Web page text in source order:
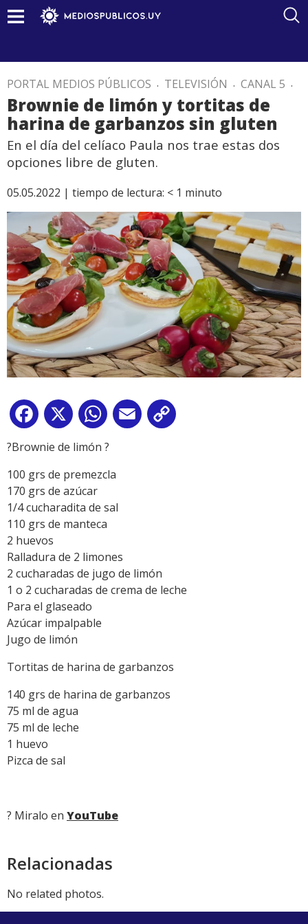
PORTAL MEDIOS PÚBLICOS . TELEVISIÓN . CANAL 5 .
Brownie de limón y tortitas de
harina de garbanzos sin gluten
En el día del celíaco Paula nos trae estas dos
opciones libre de gluten.
05.05.2022 | tiempo de lectura: < 1 minuto
Facebook
X WhatsApp
Email
?Brownie de limón ?
100 grs de premezcla
170 grs de azúcar
1/4 cucharadita de sal
110 grs de manteca
2 huevos
Ralladura de 2 limones
2 cucharadas de jugo de limón
1 o 2 cucharadas de crema de leche
Para el glaseado
Azúcar impalpable
Jugo de limón
Tortitas de harina de garbanzos
140 grs de harina de garbanzos
75 ml de agua
75 ml de leche
1 huevo
Pizca de sal
? Miralo en YouTube
Relacionadas
No related photos.